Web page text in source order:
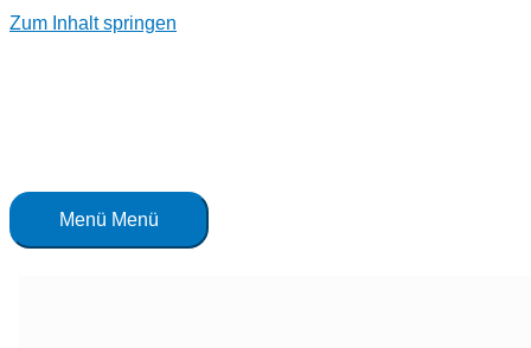
Zum Inhalt springen
Menü Menü